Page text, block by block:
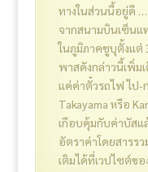
ทางในส่วนนี้อยู่ดี
จากสนามบินเซ็นแ
ในภูมิภาคชูบุตั้งแต่
พาสดังกล่าวนี้เพิ่ม
แค่ค่าตั๋วรถไฟ ไป-
Takayama หรือ
เกือบคุ้มกับค่าบัสแ
อัตราค่าโดยสารร
เติมได้ที่เวปไซต์ข